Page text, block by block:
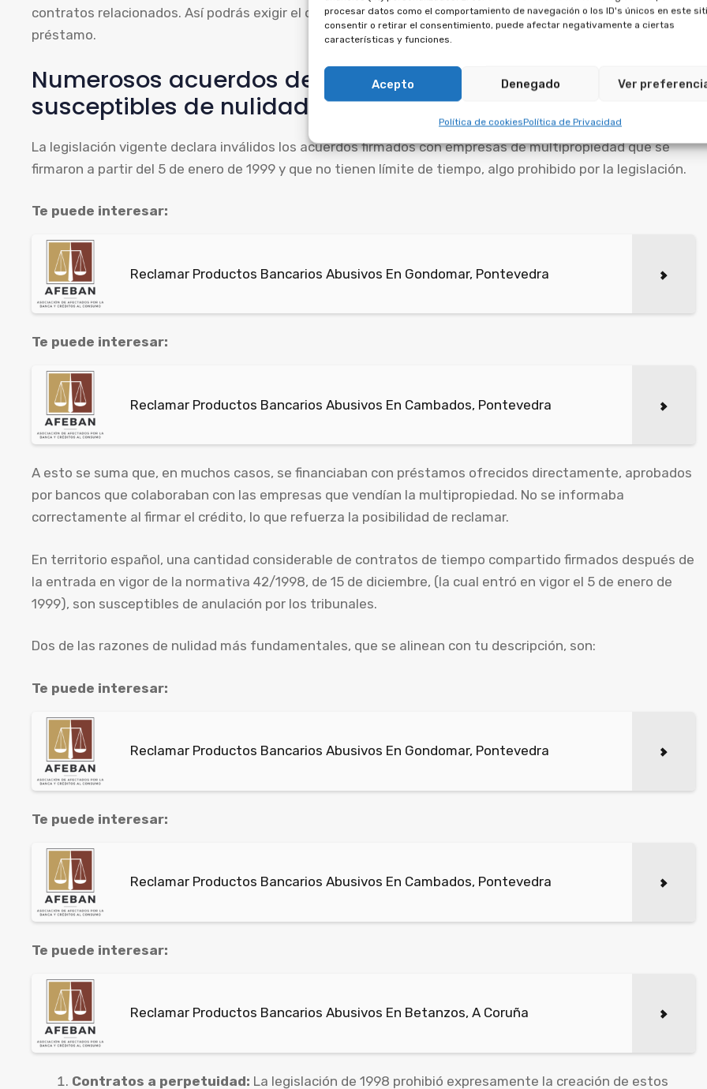
procesar datos como el comportamiento de navegación o los ID's únicos en este
consentir o retirar el consentimiento, puede afectar negativamente a ciertas
características y funciones.
Acepto Denegado Ver
Política de cookiesPolítica de Privacidad
contratos relacionados. Así podrás exigir el dinero abonado, tanto por la multipropiedad como por el
préstamo.
Numerosos acuerdos de multipropiedad son
susceptibles de nulidad.
La legislación vigente declara inválidos los acuerdos firmados con empresas de multipropiedad que se
firmaron a partir del 5 de enero de 1999 y que no tienen límite de tiempo, algo prohibido por la legislación.
Te puede interesar:
Reclamar Productos Bancarios Abusivos En Gondomar, Pontevedra
Te puede interesar:
Reclamar Productos Bancarios Abusivos En Cambados, Pontevedra
A esto se suma que, en muchos casos, se financiaban con préstamos ofrecidos directamente, aprobados
por bancos que colaboraban con las empresas que vendían la multipropiedad. No se informaba
correctamente al firmar el crédito, lo que refuerza la posibilidad de reclamar.
En territorio español, una cantidad considerable de contratos de tiempo compartido firmados después de
la entrada en vigor de la normativa 42/1998, de 15 de diciembre, (la cual entró en vigor el 5 de enero de
1999), son susceptibles de anulación por los tribunales.
Dos de las razones de nulidad más fundamentales, que se alinean con tu descripción, son:
Te puede interesar:
Reclamar Productos Bancarios Abusivos En Gondomar, Pontevedra
Te puede interesar:
Reclamar Productos Bancarios Abusivos En Cambados, Pontevedra
Te puede interesar:
Reclamar Productos Bancarios Abusivos En Betanzos, A Coruña
Contratos a perpetuidad: La legislación de 1998 prohibió expresamente la creación de estos